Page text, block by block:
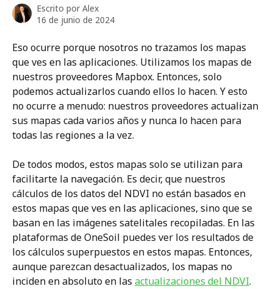
Escrito por Alex
16 de junio de 2024
Eso ocurre porque nosotros no trazamos los mapas
que ves en las aplicaciones. Utilizamos los mapas de
nuestros proveedores Mapbox. Entonces, solo
podemos actualizarlos cuando ellos lo hacen. Y esto
no ocurre a menudo: nuestros proveedores actualizan
sus mapas cada varios años y nunca lo hacen para
todas las regiones a la vez.
De todos modos, estos mapas solo se utilizan para
facilitarte la navegación. Es decir, que nuestros
cálculos de los datos del NDVI no están basados en
estos mapas que ves en las aplicaciones, sino que se
basan en las imágenes satelitales recopiladas. En las
plataformas de OneSoil puedes ver los resultados de
los cálculos superpuestos en estos mapas. Entonces,
aunque parezcan desactualizados, los mapas no
inciden en absoluto en las actualizaciones del NDVI.